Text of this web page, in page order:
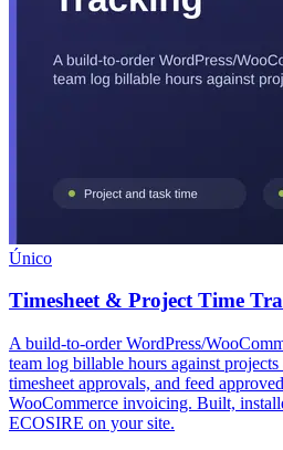
Único
Timesheet & Project Time
A build-to-order WordPress/
team log billable hours against
timesheet approvals, and feed
WooCommerce invoicing. Built,
ECOSIRE on your site.